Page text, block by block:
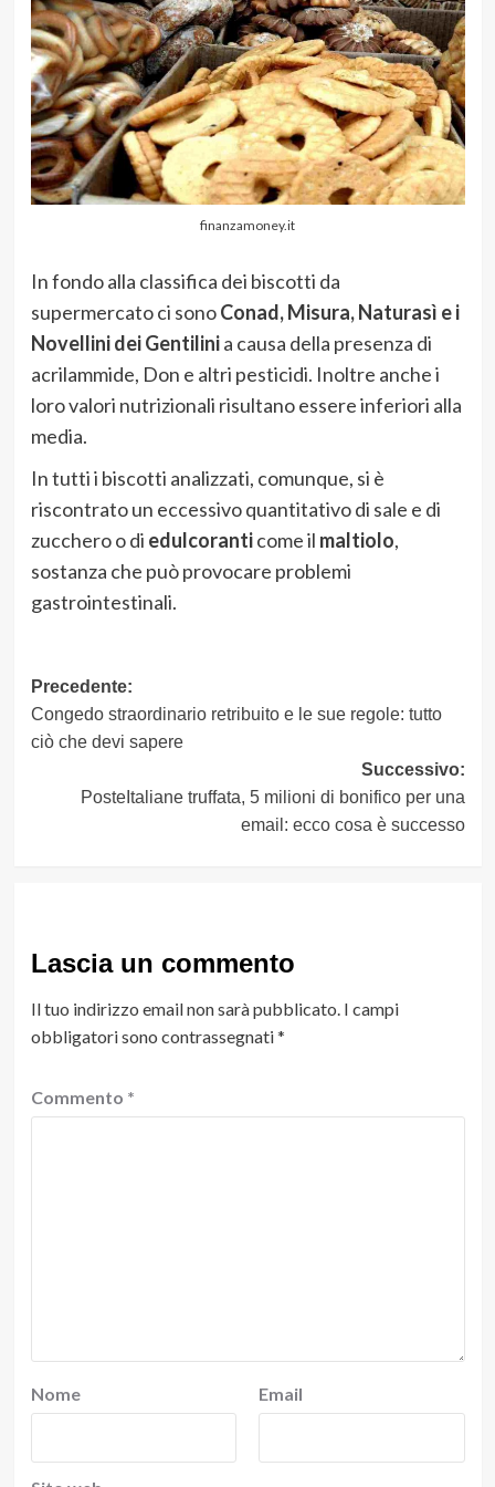
finanzamoney.it
In fondo alla classifica dei biscotti da
supermercato ci sonoConad, Misura, Naturasì e i
Novellini dei Gentilinia causa della presenza di
acrilammide, Don e altri pesticidi. Inoltre anche i
loro valori nutrizionali risultano essere inferiori alla
media.
In tutti i biscotti analizzati, comunque, si è
riscontrato un eccessivo quantitativo di sale e di
zucchero o di edulcoranticome il maltiolo,
sostanza che può provocare problemi
gastrointestinali.
Navigazione
articolo
Precedente:
Congedo straordinario retribuito e le sue regole: tutto
ciò che devi sapere
Successivo:
PosteItaliane truffata, 5 milioni di bonifico per una
email: ecco cosa è successo
Lascia un commento
Il tuo indirizzo email non sarà pubblicato. I campi
obbligatori sono contrassegnati*
Commento *
Nome Email